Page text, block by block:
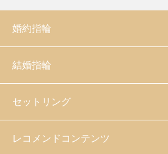
婚約指輪
結婚指輪
セットリング
レコメンドコンテンツ